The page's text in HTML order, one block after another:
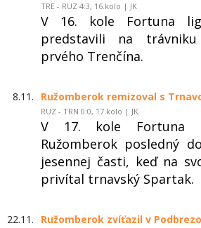
TRE - RUZ 4:3, 16.kolo | JK
V 16. kole Fortuna
predstavili na trávniku
prvého Trenčína.
8.11. Ružomberok remizoval s
RUZ - TRN 0:0, 17.kolo | JK
V 17. kole Fortuna
Ružomberok posledný
jesennej časti, keď na
privítal trnavský Spartak.
22.11. Ružomberok zvíťazil v